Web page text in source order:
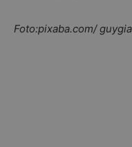
Foto:pixaba.com/